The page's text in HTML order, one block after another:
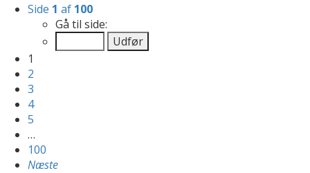
Side 1 af 100
Gå til side:
1
2
3
4
5
…
100
Næste